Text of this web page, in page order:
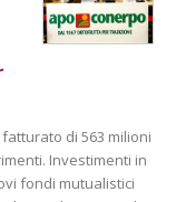
di 563 milioni
Investimenti in
fondi mutualistici